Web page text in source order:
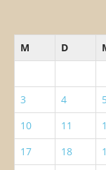
a
t
o
n
a
h
M D
3
4 5
10
11
17
18